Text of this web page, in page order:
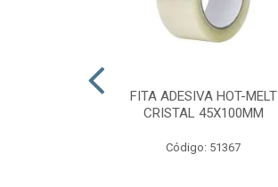
FITA ADESIVA HOT-MELT
CRISTAL 45X100MM
Código: 51367